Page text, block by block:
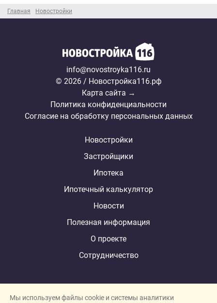
Главная Новостройки
info@novostroyka116.ru
© 2026 / Новостройка116.рф
Карта сайта →
Политика конфиденциальности
Согласие на обработку персональных данных
Новостройки
Застройщики
Ипотека
Ипотечный калькулятор
Новости
Полезная информация
О проекте
Сотрудничество
Мы используем файлы cookie и системы аналитики